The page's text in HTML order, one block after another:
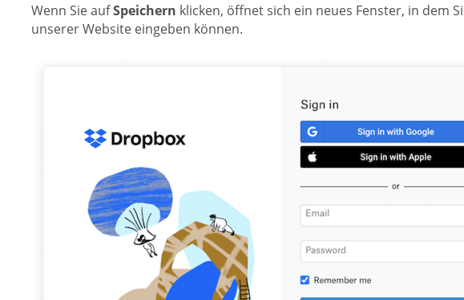
Wenn Sie aufSpeichern klicken, öffnet sich ein neues Fenster, in dem
unserer Website eingeben können.